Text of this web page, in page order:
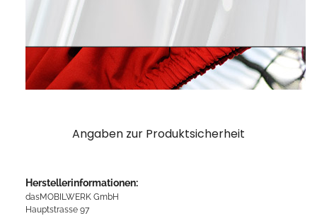
Angaben zur Produktsicherheit
Herstellerinformationen:
dasMOBILWERK GmbH
Hauptstrasse 97